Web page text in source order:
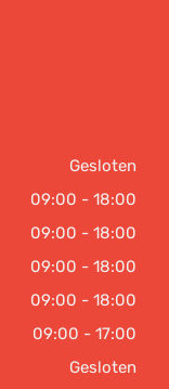
Gesloten
09:00 - 18:00
09:00 - 18:00
09:00 - 18:00
09:00 - 18:00
09:00 - 17:00
Gesloten